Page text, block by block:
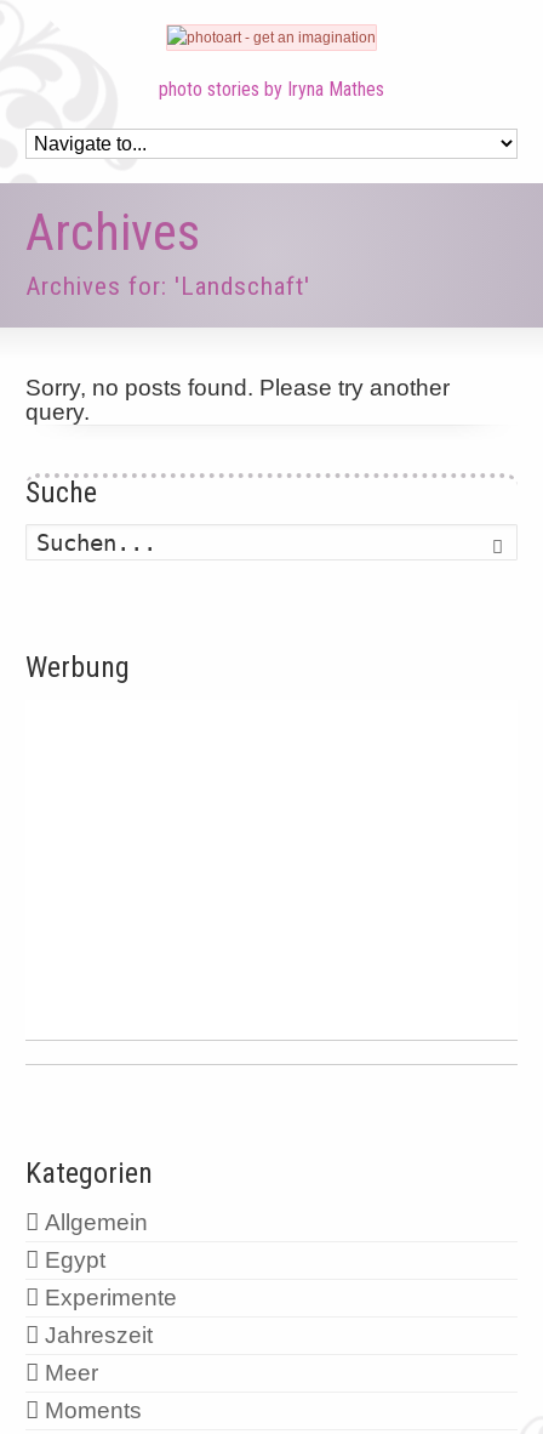
photo stories by Iryna Mathes
Archives
Archives for: 'Landschaft'
Sorry, no posts found. Please try another
query.
Suche
Werbung
Kategorien
Allgemein
Egypt
Experimente
Jahreszeit
Meer
Moments